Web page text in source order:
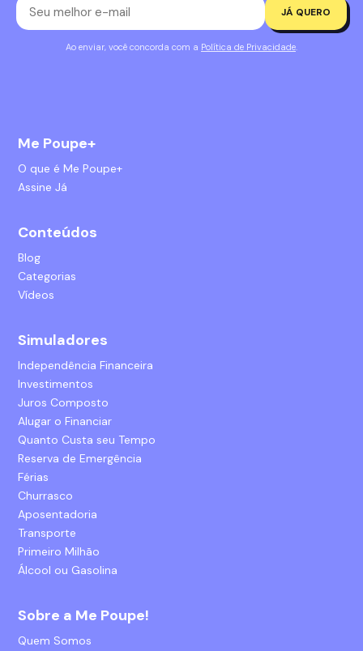
JÁ QUERO
Ao enviar, você concorda com a Política de Privacidade.
Me Poupe+
O que é Me Poupe+
Assine Já
Conteúdos
Blog
Categorias
Vídeos
Simuladores
Independência Financeira
Investimentos
Juros Composto
Alugar o Financiar
Quanto Custa seu Tempo
Reserva de Emergência
Férias
Churrasco
Aposentadoria
Transporte
Primeiro Milhão
Álcool ou Gasolina
Sobre a Me Poupe!
Quem Somos